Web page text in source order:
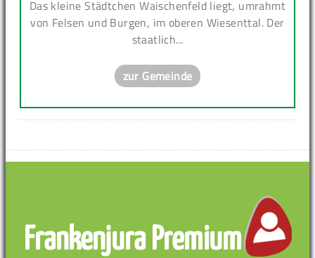
Das kleine Städtchen Waischenfeld liegt, umrahmt
von Felsen und Burgen, im oberen Wiesenttal. Der
staatlich...
zur Gemeinde
Frankenjura Premium